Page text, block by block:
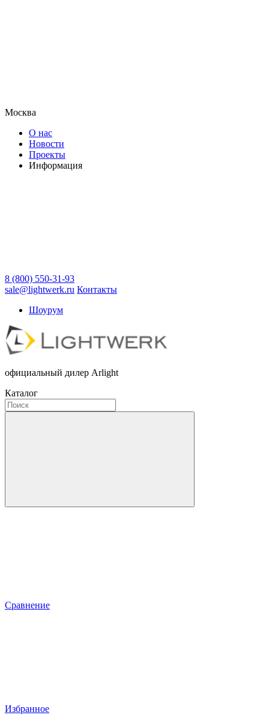
Москва
О нас
Новости
Проекты
Информация
8 (800) 550-31-93
sale@lightwerk.ru Контакты
Шоурум
официальный дилер Arlight
Каталог
Сравнение
Избранное